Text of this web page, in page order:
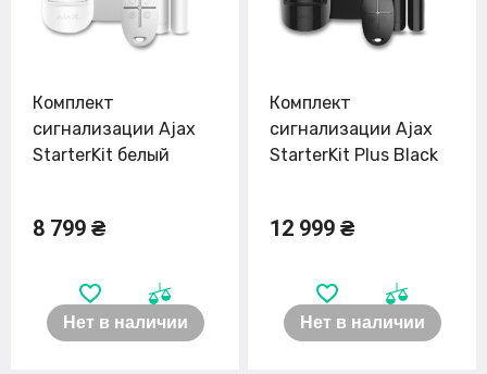
Комплект
сигнализации Ajax
StarterKit белый
8 799 ₴
Нет в наличии
Комплект
сигнализации Ajax
StarterKit Plus Black
12 999 ₴
Нет в наличии